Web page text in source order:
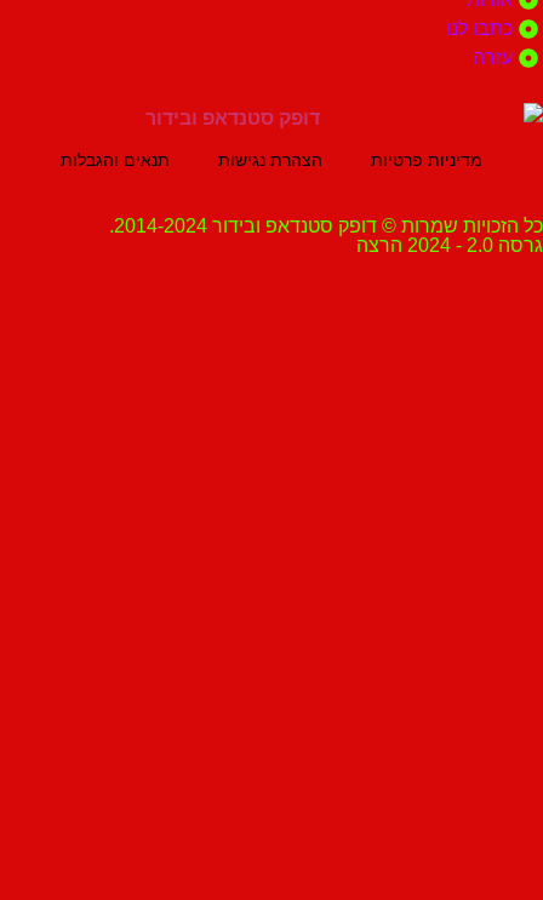
לנו
מדיניות פרטיות הצהרת נגישות תנאים והגבלות
שמרות © דופק סטנדאפ ובידור 2014-2024.